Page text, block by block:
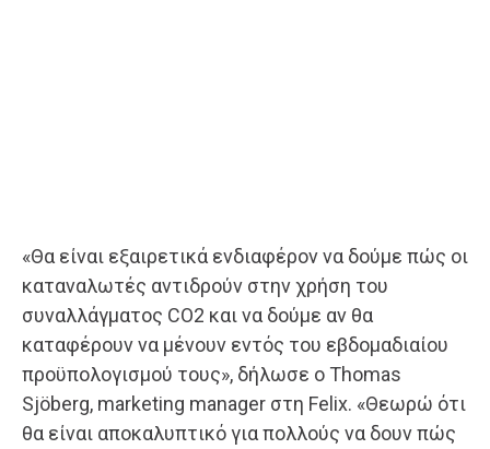
«Θα είναι εξαιρετικά ενδιαφέρον να δούμε πώς οι
καταναλωτές αντιδρούν στην χρήση του
συναλλάγματος CO2 και να δούμε αν θα
καταφέρουν να μένουν εντός του εβδομαδιαίου
προϋπολογισμού τους», δήλωσε ο Thomas
Sjöberg, marketing manager στη Felix. «Θεωρώ ότι
θα είναι αποκαλυπτικό για πολλούς να δουν πώς